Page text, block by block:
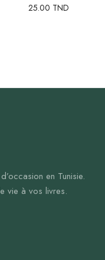
25.00 TND
en Tunisie.
vie à vos livres.